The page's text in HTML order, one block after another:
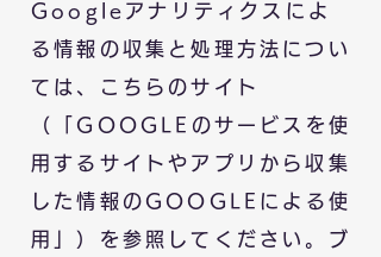
Googleアナリティクスによ
る情報の収集と処理方法につい
ては、こちらのサイト
（「GOOGLEのサービスを使
用するサイトやアプリから収集
した情報のGOOGLEによる使
用」）を参照してください。ブ